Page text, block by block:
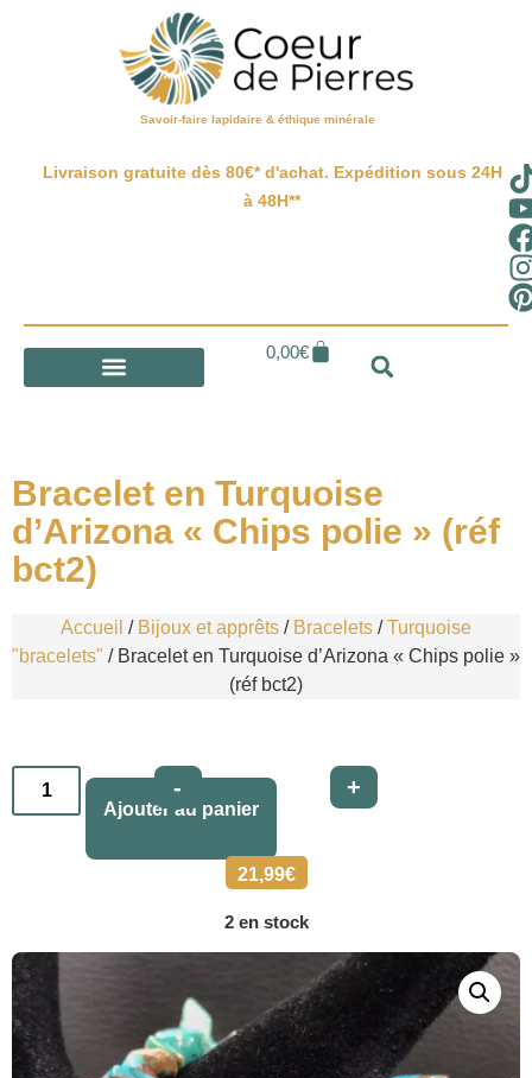
Savoir-faire lapidaire & éthique minérale
Livraison gratuite dès 80€* d'achat. Expédition sous 24H
à 48H**
0,00€
Bracelet en Turquoise
d’Arizona « Chips polie » (réf
bct2)
Accueil / Bijoux et apprêts / Bracelets /Turquoise
"bracelets" / Bracelet en Turquoise d’Arizona « Chips polie »
(réf bct2)
21,99€
2 en stock
- +
Ajouter au panier
Alternative: